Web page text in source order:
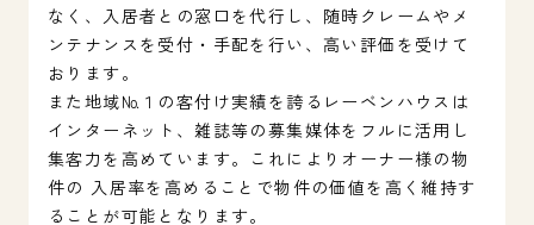
なく、入居者との窓口を代行し、随時クレームやメ
ンテナンスを受付・手配を行い、高い評価を受けて
おります。
また地域№１の客付け実績を誇るレーベンハウスは
インターネット、雑誌等の募集媒体をフルに活用し
集客力を高めています。これによりオーナー様の物
件の 入居率を高めることで物件の価値を高く維持す
ることが可能となります。